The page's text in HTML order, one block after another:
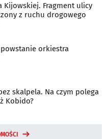
Kijowskiej. Fragment ulicy
z ruchu drogowego
orkiestra
skalpela. Na czym polega
Kobido?